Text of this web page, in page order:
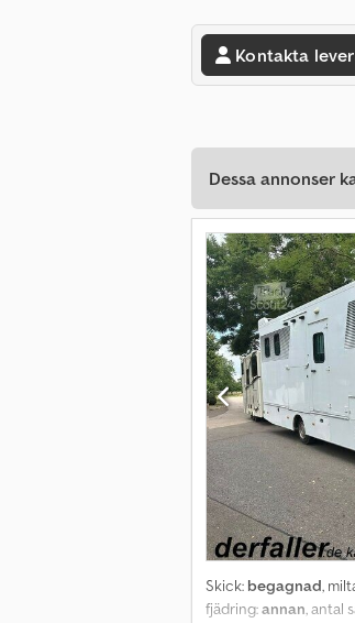
Kontakta
Dessa annonser
Skick: begagnad,
fjädring:annan, antal